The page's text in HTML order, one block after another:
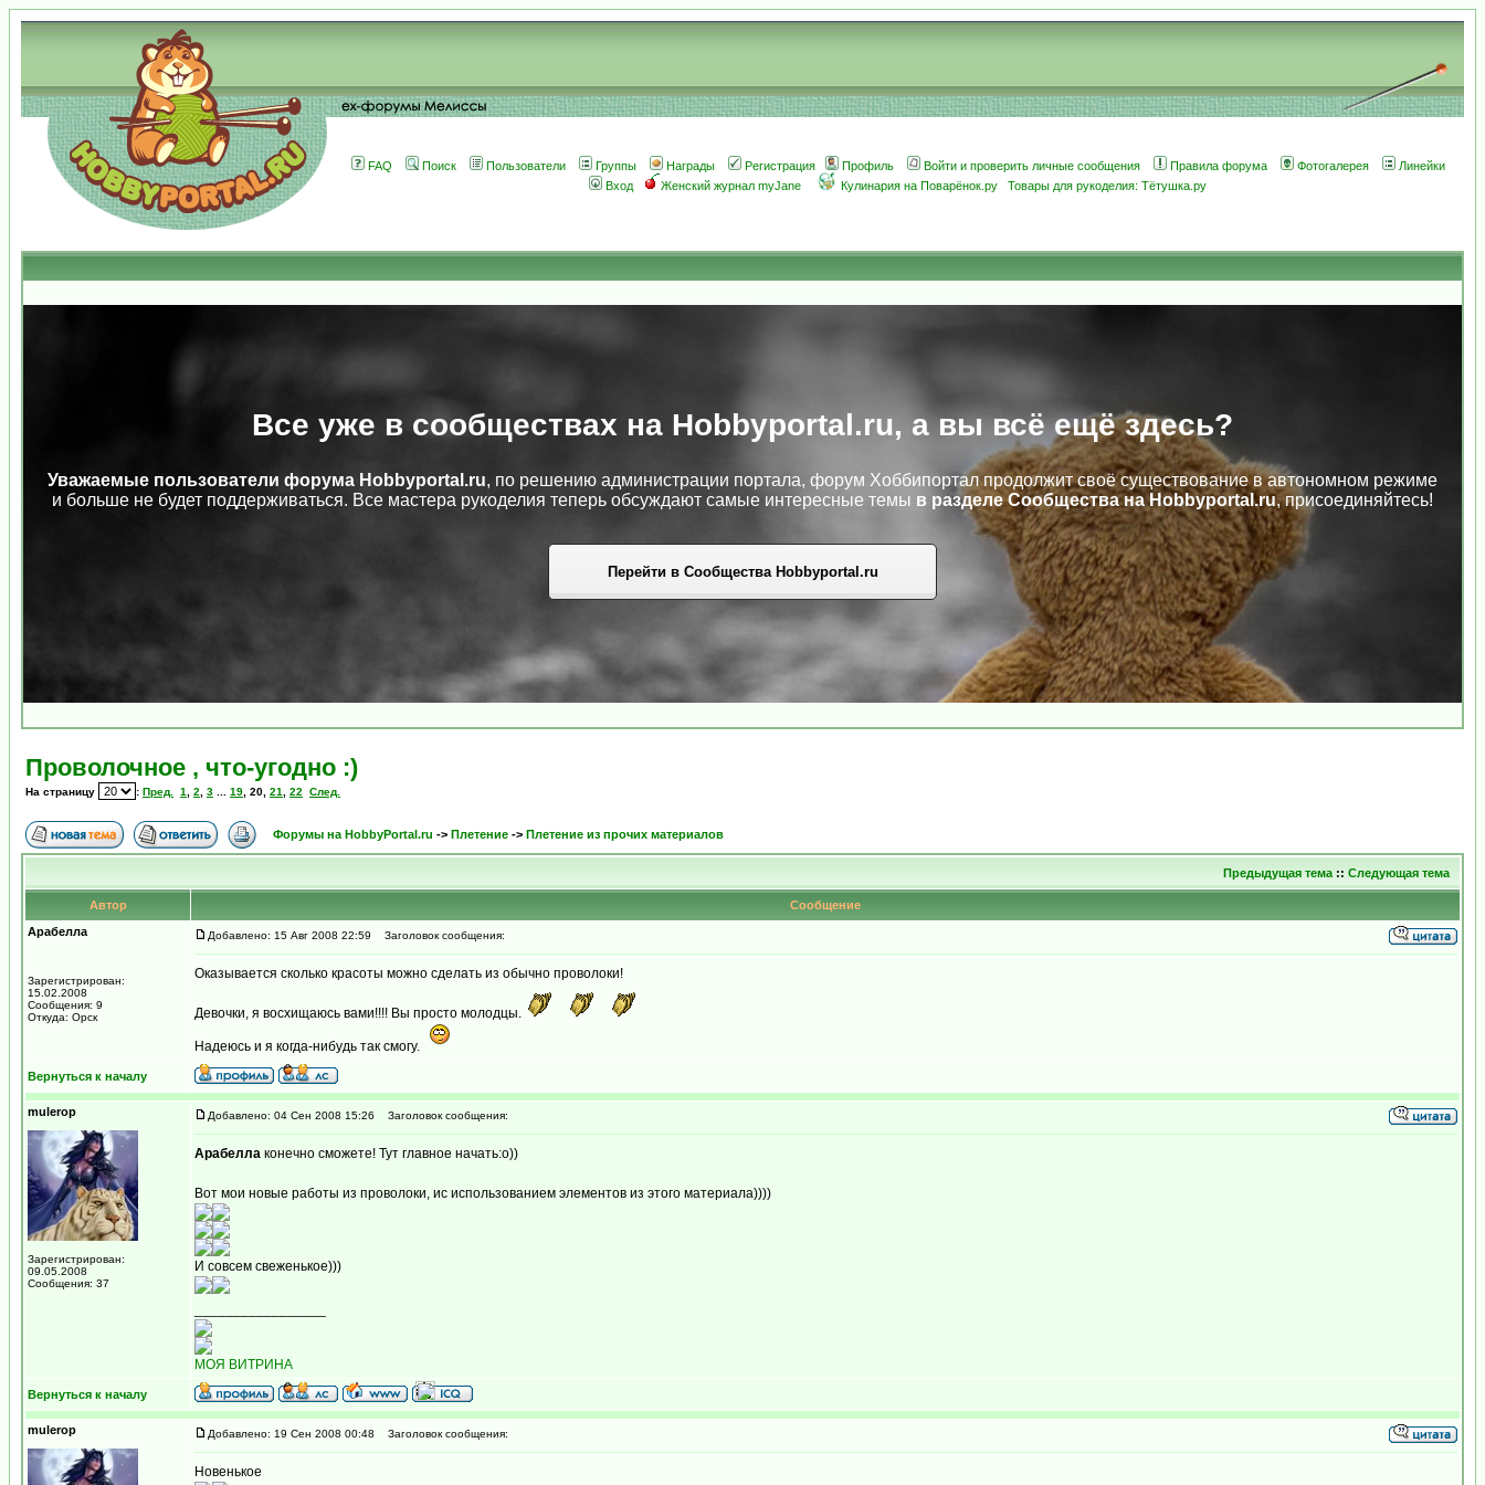
FAQ Поиск Пользователи Группы Награды Регистрация Профиль Войти и проверить личные сообщения Правила форума Фотогалерея
Линейки
Вход
Женский журнал myJane Кулинария на Поварёнок.ру Товары для рукоделия: Тётушка.ру
Все уже в сообществах на Hobbyportal.ru, а вы всё ещё здесь?
Уважаемые пользователи форума Hobbyportal.ru, по решению администрации портала, форум Хоббипортал продолжит своё существование в автономном режиме
и больше не будет поддерживаться. Все мастера рукоделия теперь обсуждают самые интересные темы в разделе Сообщества на Hobbyportal.ru, присоединяйтесь!
Перейти в Сообщества Hobbyportal.ru
Проволочное , что-угодно :)
На страницу : Пред. 1 2 3 19 20 21 22 След.
Форумы на HobbyPortal.ru -> Плетение -> Плетение из прочих материалов
Предыдущая тема :: Следующая тема
Автор
Сообщение
Арабелла
Зарегистрирован:
15.02.2008
Сообщения: 9
Откуда: Орск
Добавлено: 15 Авг 2008 22:59 Заголовок сообщения:
Оказывается сколько красоты можно сделать из обычно проволоки!
Девочки, я восхищаюсь вами!!!! Вы просто молодцы.
Надеюсь и я когда-нибудь так смогу.
Вернуться к началу
mulerop
Зарегистрирован:
09.05.2008
Сообщения: 37
Добавлено: 04 Сен 2008 15:26 Заголовок сообщения:
Арабелла конечно сможете! Тут главное начать:о))
Вот мои новые работы из проволоки, ис использованием элементов из этого материала))))
И совсем свеженькое)))
МОЯ ВИТРИНА
Вернуться к началу
mulerop Добавлено: 19 Сен 2008 00:48 Заголовок сообщения:
Новенькое